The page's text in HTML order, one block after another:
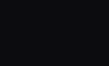
Al iets bekend